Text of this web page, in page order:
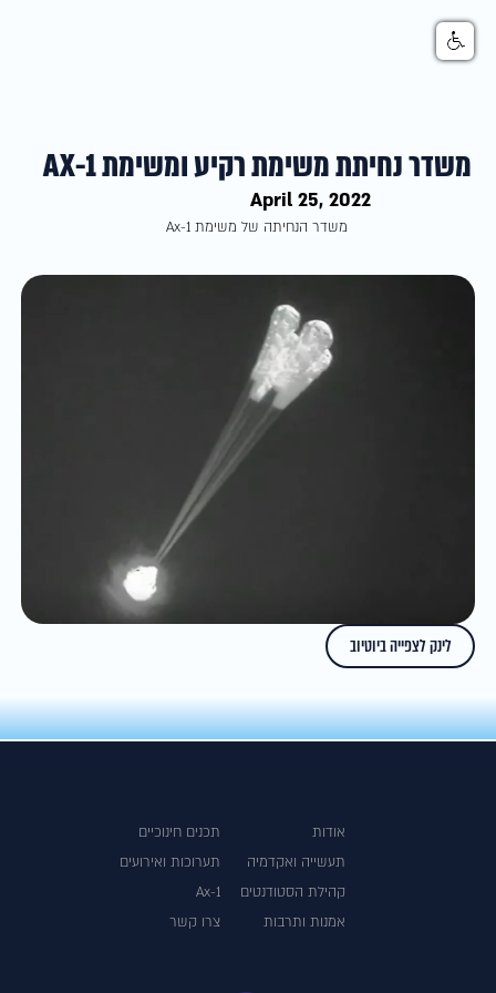
משדר נחיתת משימת רקיע ומשימת AX-1
April 25, 2022
משדר הנחיתה של משימת Ax-1
לינק לצפייה ביוטיוב
אודות
תכנים חינוכיים
תעשייה ואקדמיה
תערוכות ואירועים
קהילת הסטודנטים
Ax-1
אמנות ותרבות
צרו קשר